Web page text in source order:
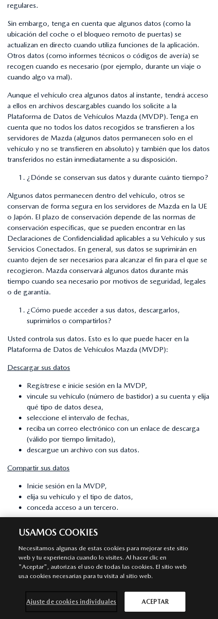
regulares.
Sin embargo, tenga en cuenta que algunos datos (como la
ubicación del coche o el bloqueo remoto de puertas) se
actualizan en directo cuando utiliza funciones de la aplicación.
Otros datos (como informes técnicos o códigos de avería) se
recogen cuando es necesario (por ejemplo, durante un viaje o
cuando algo va mal).
Aunque el vehículo crea algunos datos al instante, tendrá acceso
a ellos en archivos descargables cuando los solicite a la
Plataforma de Datos de Vehículos Mazda (MVDP). Tenga en
cuenta que no todos los datos recogidos se transfieren a los
servidores de Mazda (algunos datos permanecen solo en el
vehículo y no se transfieren en absoluto) y también que los datos
transferidos no están inmediatamente a su disposición.
¿Dónde se conservan sus datos y durante cuánto tiempo?
Algunos datos permanecen dentro del vehículo, otros se
conservan de forma segura en los servidores de Mazda en la UE
o Japón. El plazo de conservación depende de las normas de
conservación específicas, que se pueden encontrar en las
Declaraciones de Confidencialidad aplicables a su Vehículo y sus
Servicios Conectados. En general, sus datos se suprimirán en
cuanto dejen de ser necesarios para alcanzar el fin para el que se
recogieron. Mazda conservará algunos datos durante más
tiempo cuando sea necesario por motivos de seguridad, legales
o de garantía.
¿Cómo puede acceder a sus datos, descargarlos,
suprimirlos o compartirlos?
Usted controla sus datos. Esto es lo que puede hacer en la
Plataforma de Datos de Vehículos Mazda (MVDP):
Descargar sus datos
Regístrese e inicie sesión en la MVDP,
vincule su vehículo (número de bastidor) a su cuenta y elija
qué tipo de datos desea,
seleccione el intervalo de fechas,
reciba un correo electrónico con un enlace de descarga
(válido por tiempo limitado),
descargue un archivo con sus datos.
Compartir sus datos
Inicie sesión en la MVDP,
elija su vehículo y el tipo de datos,
conceda acceso a un tercero.
sus datos,
revoque el permiso de uso compartido de terceros a
través de la Gestión de Acceso,
¿Utilizará Mazda sus datos y para qué? ¿Tendrán acceso a
ellos terceros?
USAMOS COOKIES
Necesitamos algunas de estas cookies para mejorar este sitio
web y tu experiencia cuando lo visites. Al hacer clic en
"Aceptar", autorizas el uso de todas las cookies. El sitio web
usa cookies necesarias para tu visita al sitio web.
Ajuste de cookies individuales ACEPTAR